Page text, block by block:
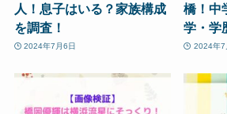
人！息子はいる？家族構成
を調査！
2024年7月6日
橋！中
学・学
2024年7